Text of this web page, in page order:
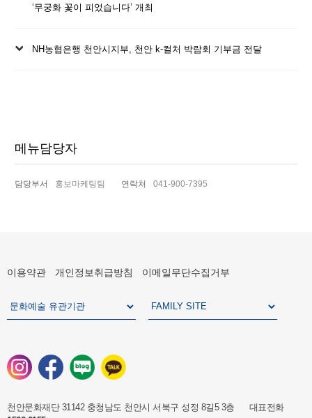
전
‘무궁화 꽃이 피었습니다’ 개최
다NH농협은행 천안시지부, 천안 k-컬처 박람회 기부금 전달
메뉴담당자
담당부서 홍보마케팅팀 연락처 041-900-7395
이용약관 개인정보취급방침 이메일무단수집거부
천안문화재단 31142 충청남도 천안시 서북구 성정 8길5 3층 대표전화